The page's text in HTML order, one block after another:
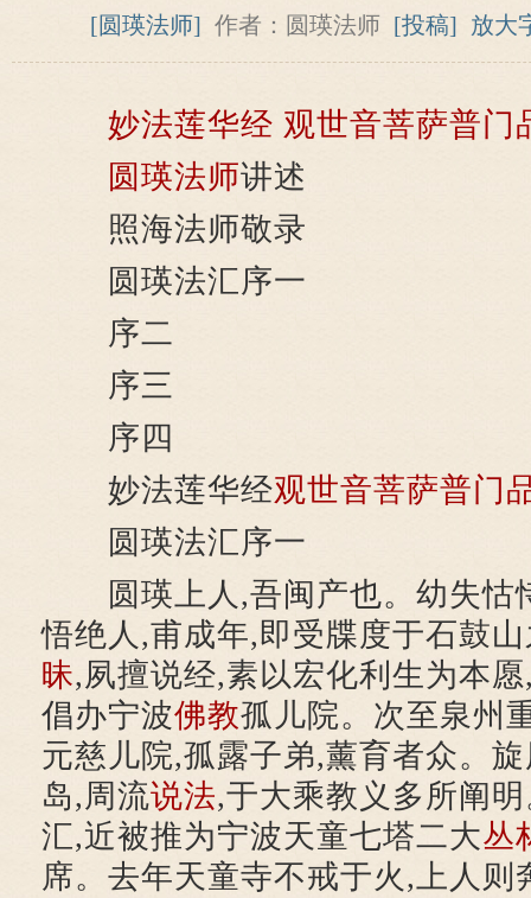
[圆瑛法师] 作者：圆瑛法师 [投稿] 放大
妙法莲华经 观世音菩萨普门
圆瑛法师讲述
照海法师敬录
圆瑛法汇序一
序二
序三
序四
妙法莲华经观世音菩萨普门
圆瑛法汇序一
圆瑛上人,吾闽产也。幼失怙
悟绝人,甫成年,即受牒度于石鼓
昧,夙擅说经,素以宏化利生为本
倡办宁波佛教孤儿院。次至泉州
元慈儿院,孤露子弟,薰育者众。
岛,周流说法,于大乘教义多所阐
汇,近被推为宁波天童七塔二大丛
席。去年天童寺不戒于火,上人则